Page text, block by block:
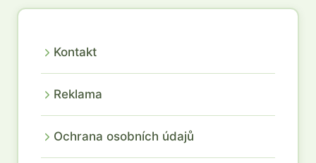
Kontakt
Reklama
Ochrana osobních údajů